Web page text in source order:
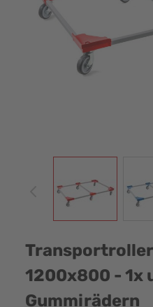
Transportroller
1200x800 -
Gummirädern